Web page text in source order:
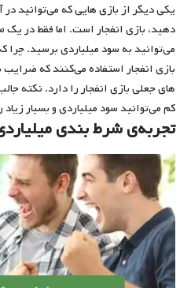
یکی دیگر از بازی هایی که می‌توانید
دهید، بازی انفجار است. اما فقط در یک
می‌توانید به سود میلیاردی برسید.
بازی انفجار استفاده می‌کنند که
های جعلی بازی انفجار را دارد. نکته
کم می‌توانید سود میلیاردی و بسیار
تجربه‌ی شرط بندی